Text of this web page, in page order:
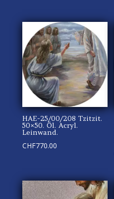
HAE-25/00/208 Tzitzit.
50×50. Öl. Acryl.
Leinwand.
CHF770.00